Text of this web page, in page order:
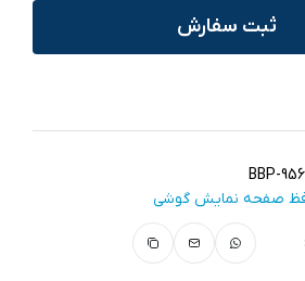
ثبت سفارش
BBP-
صفحه نمایش گوشی